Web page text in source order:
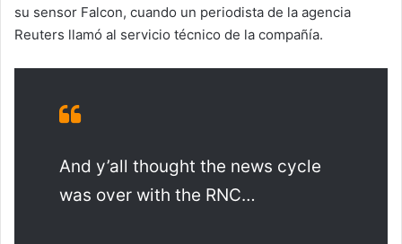
su sensor Falcon, cuando un periodista de la agencia
Reuters llamó al servicio técnico de la compañía.
And y’all thought the news cycle
was over with the RNC…